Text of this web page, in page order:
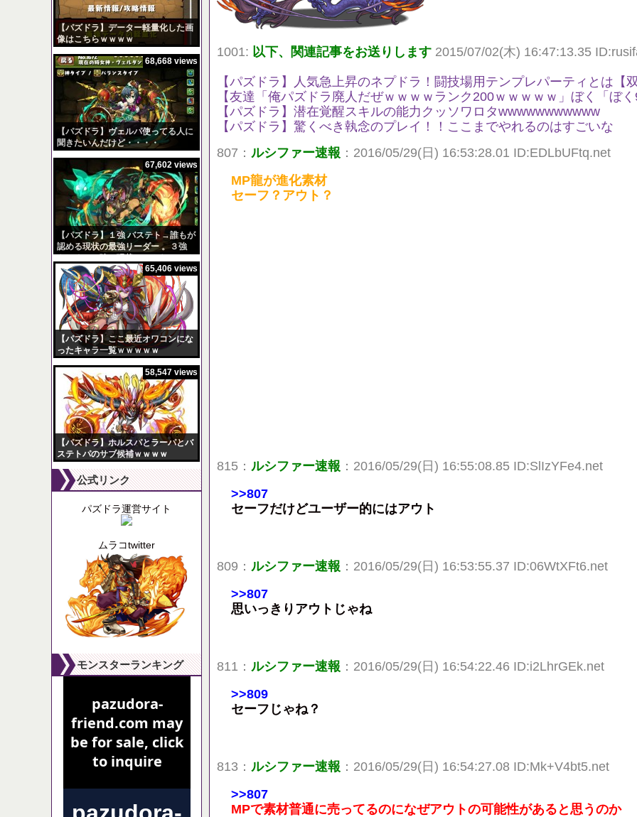
【パズドラ】データー軽量化した画
像はこちらｗｗｗｗ
【パズドラ】ヴェルパ使ってる人に
聞きたいんだけど・・・・
68,668 views
【パズドラ】１強 バステト→誰もが
認める現状の最強リーダー 。３強
か？
67,602 views
【パズドラ】ここ最近オワコンにな
ったキャラ一覧ｗｗｗｗｗ
65,406 views
【パズドラ】ホルスパとラーパとバ
ステトパのサブ候補ｗｗｗｗ
58,547 views
公式リンク
パズドラ運営サイト
ムラコtwitter
モンスターランキング
1001: 以下、関連記事をお送りします 2015/07/02(木) 16:47:13.35
【パズドラ】人気急上昇のネプドラ！闘技場用テンプレパーティとは【
【友達「俺パズドラ廃人だぜｗｗｗｗランク200ｗｗｗｗｗ」ぼく「ぼ
【パズドラ】潜在覚醒スキルの能力クッソワロタwwwwwwwwwww
【パズドラ】驚くべき執念のプレイ！！ここまでやれるのはすごいな
807： ルシファー速報 ：2016/05/29(日) 16:53:28.01 ID:EDLbUFtq.net
MP龍が進化素材
セーフ？アウト？
815： ルシファー速報 ：2016/05/29(日) 16:55:08.85 ID:SlIzYFe4.net
>>807
セーフだけどユーザー的にはアウト
809： ルシファー速報 ：2016/05/29(日) 16:53:55.37 ID:06WtXFt6.net
>>807
思いっきりアウトじゃね
811： ルシファー速報 ：2016/05/29(日) 16:54:22.46 ID:i2LhrGEk.net
>>809
セーフじゃね？
813： ルシファー速報 ：2016/05/29(日) 16:54:27.08 ID:Mk+V4bt5.net
>>807
MPで素材普通に売ってるのになぜアウトの可能性があると思うのか